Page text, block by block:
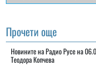
Прочети още
Новините на Радио Русе на
Теодора Копчева